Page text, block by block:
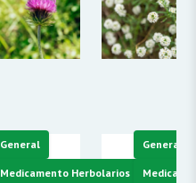
General
Medicamento Herbolarios
General